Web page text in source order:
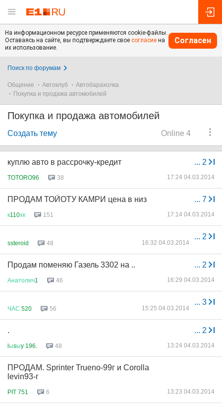
На информационном ресурсе применяются cookie-файлы.
Оставаясь на сайте, вы подтверждаете свое согласие на
их использование.
Согласен
Поиск по форумам
Общение Автоклуб
Автобарахолка
Покупка и продажа автомобилей
Покупка и продажа автомобилей
Online 4
Создать тему
... 2
куплю авто в рассрочку-кредит
TOTORO96 38 17:24 04.03.2014
... 7
ПРОДАМ ТОЙОТУ КАМРИ цена в низ
к110хк 151 17:14 04.03.2014
... 2
ssteroid 48 16:32 04.03.2014
... 2
Продам поменяю Газель 3302 на ..
Анатолич1 46 16:29 04.03.2014
... 3
ЧАС 520 56 15:25 04.03.2014
... 2
.
lыsыy 196. 48 13:24 04.03.2014
ПРОДАМ. Sprinter Trueno-99г и Corolla
levin93-г
PIT 751 6 13:23 04.03.2014